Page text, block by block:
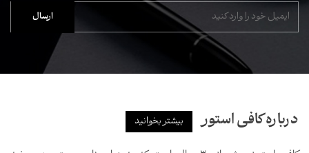
درباره کافی استور بیشتر بخوانید